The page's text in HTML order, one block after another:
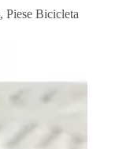
, Piese Bicicleta